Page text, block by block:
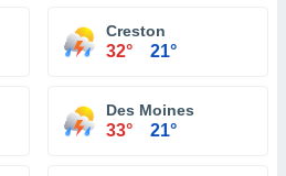
Creston
32° 21°
Des Moines
33° 21°